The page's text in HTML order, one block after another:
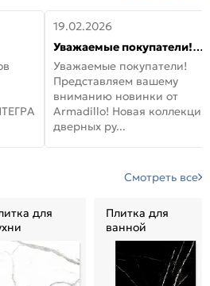
19.02.2026
Уважаемые покупатели!
Представляем вашему
вниманию новинки от
Armadillo!
Уважаемые покупатели!
Представляем вашему
вниманию новинки от
Armadillo! Новая коллекция
дверных ру...
Смотреть все
для
Плитка для
ванной